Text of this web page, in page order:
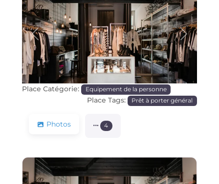
Précédente Prochaine
Place Catégorie: Equipement de la personne
Place Tags: Prêt à porter général
Photos 4